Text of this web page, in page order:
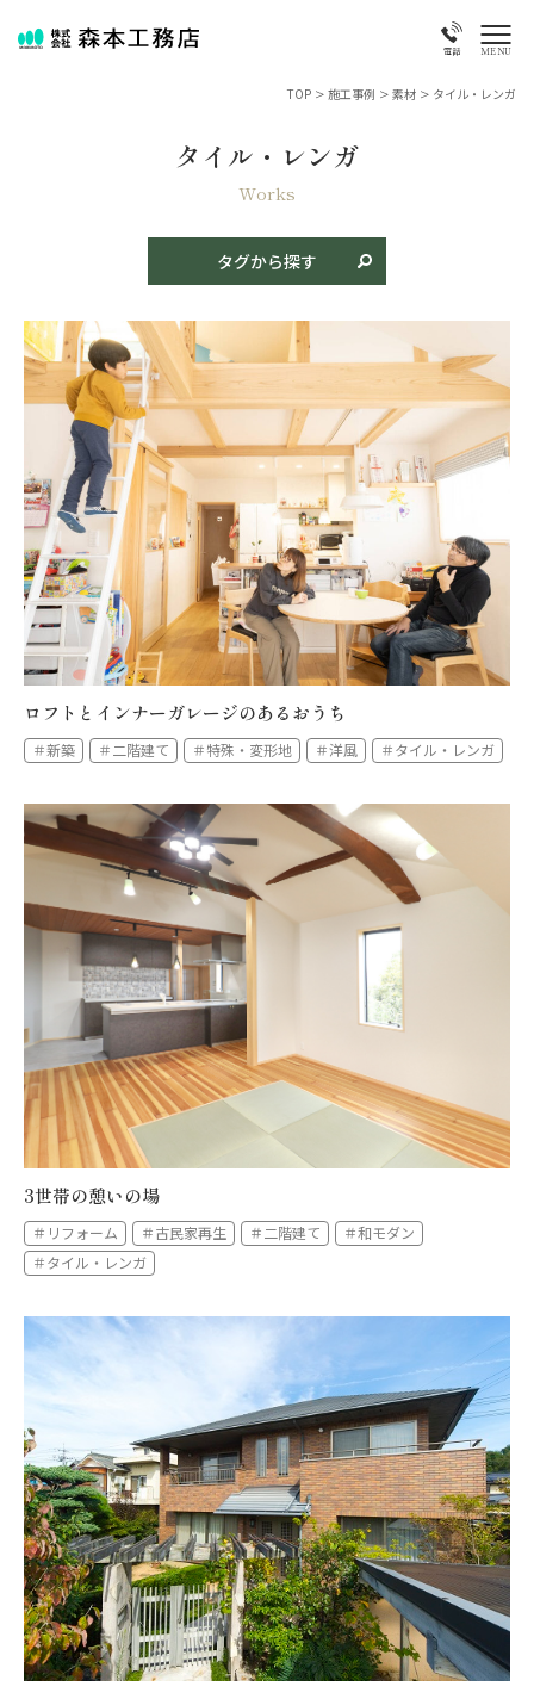
電話 MENU
TOP > 施工事例 > 素材 > タイル・レンガ
タイル・レンガ
Works
タグから探す
商品名
古民家再生
タイプ
二階建て 特殊・変形地 二世帯住宅
テイスト
和風 モダン 和モダン
素材
焼き板 タイル・レンガ
全件を表示する
ロフトとインナーガレージのあるおうち
＃新築 ＃二階建て ＃特殊・変形地 ＃洋風 ＃タイル・レンガ
3世帯の憩いの場
＃リフォーム ＃古民家再生 ＃二階建て
＃和モダン
＃タイル・レンガ